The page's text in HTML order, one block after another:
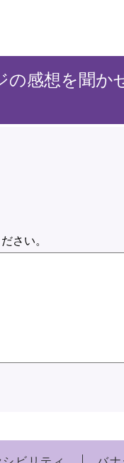
の感想を聞か
さい。